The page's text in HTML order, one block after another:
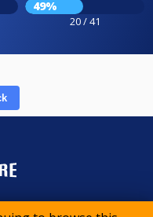
49%
20 / 41
International